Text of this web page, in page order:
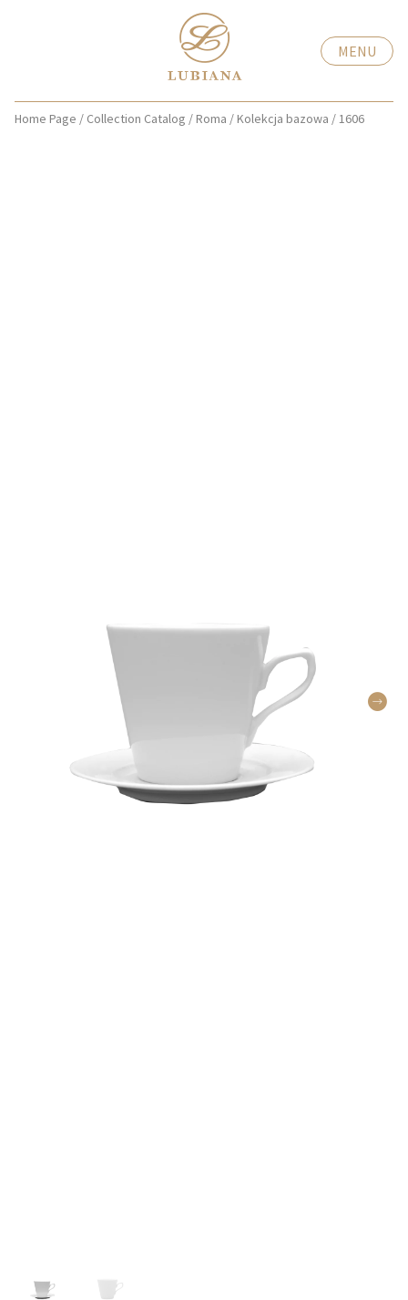
MENU
Home Page / Collection Catalog /Roma /Kolekcja bazowa /1606